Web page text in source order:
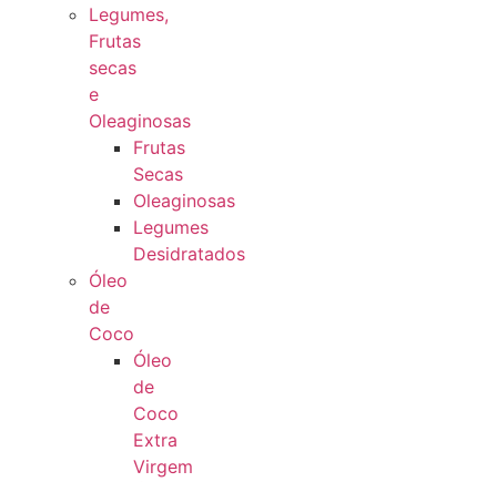
Legumes,
Frutas
secas
e
Oleaginosas
Frutas
Secas
Oleaginosas
Legumes
Desidratados
Óleo
de
Coco
Óleo
de
Coco
Extra
Virgem